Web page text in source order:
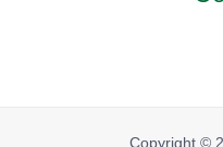
Copyright ©